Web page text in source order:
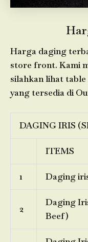
Harga daging
store front. Kami
silahkan lihat
yang tersedia di
DAGING IRIS
ITEMS
1 Daging
2
Daging
Beef)